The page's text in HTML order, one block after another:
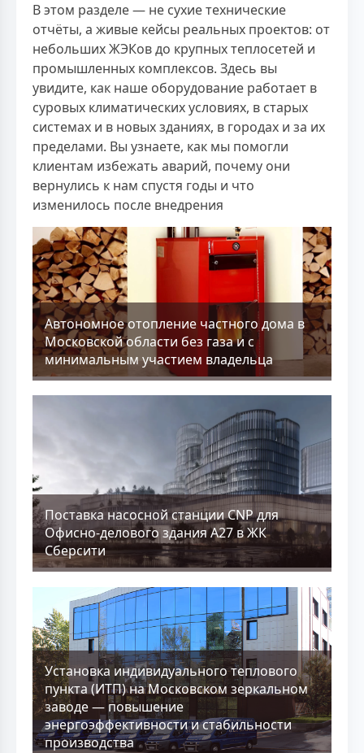
В этом разделе — не сухие технические
отчёты, а живые кейсы реальных проектов: от
небольших ЖЭКов до крупных теплосетей и
промышленных комплексов. Здесь вы
увидите, как наше оборудование работает в
суровых климатических условиях, в старых
системах и в новых зданиях, в городах и за их
пределами. Вы узнаете, как мы помогли
клиентам избежать аварий, почему они
вернулись к нам спустя годы и что
изменилось после внедрения
Aвтономное отопление частного дома в
Московской области без газа и с
минимальным участием владельца
Поставка насосной станции CNP для
Офисно-делового здания А27 в ЖК
Сберсити
Установка индивидуального теплового
пункта (ИТП) на Московском зеркальном
заводе — повышение
энергоэффективности и стабильности
производства